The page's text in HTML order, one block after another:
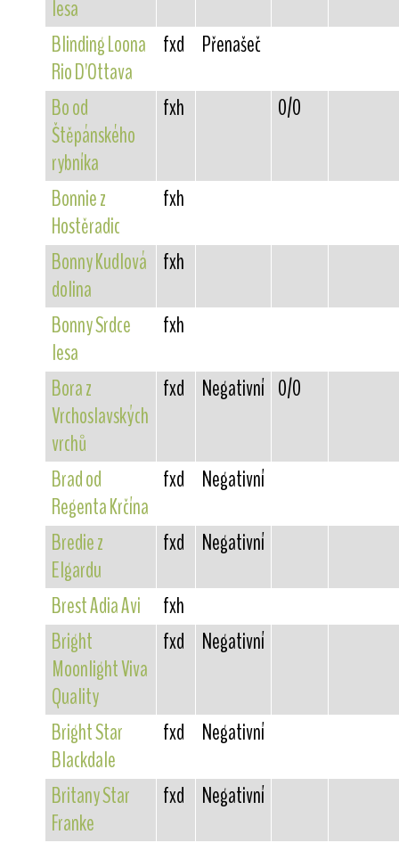
lesa
Blinding Loona
Rio D'Ottava
fxd Přenašeč
Bo od
Štěpánského
rybníka
fxh 0/0
Bonnie z
Hostěradic
fxh
Bonny Kudlová
dolina
fxh
Bonny Srdce
lesa
fxh
Bora z
Vrchoslavských
vrchů
fxd Negativní 0/0
Brad od
Regenta Krčína
fxd Negativní
Bredie z
Elgardu
fxd Negativní
Brest Adia Avi
fxh
Bright
Moonlight Viva
Quality
fxd Negativní
Bright Star
Blackdale
fxd Negativní
Britany Star
Franke
fxd Negativní